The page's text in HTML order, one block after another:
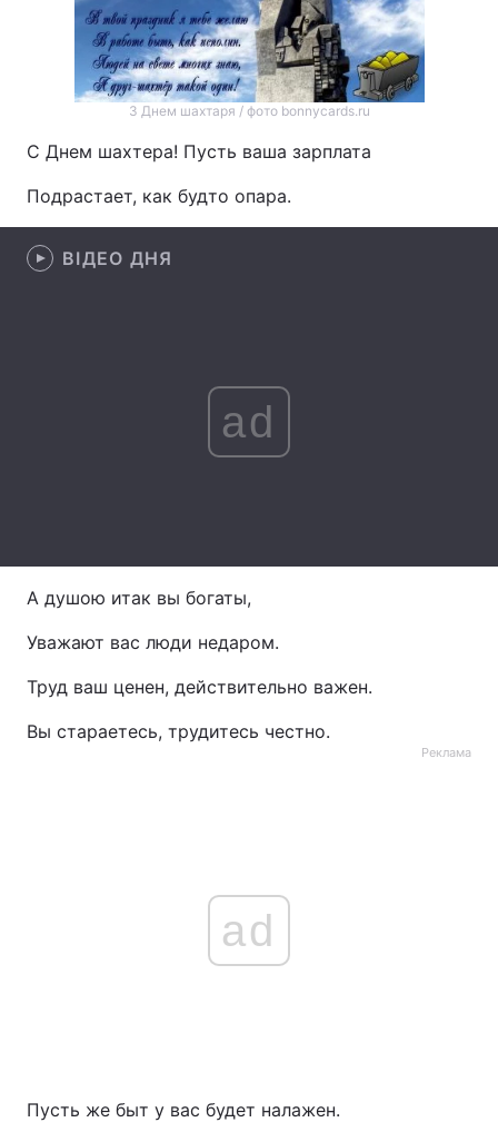
Цікавинки Погода
Екологія Регіони
Інтерв'ю Думки
Архів
Тема оформлення
З Днем шахтаря / фото bonnycards.ru
С Днем шахтера! Пусть ваша зарплата
Подрастает, как будто опара.
ВІДЕО ДНЯ
ad
А душою итак вы богаты,
Уважают вас люди недаром.
Труд ваш ценен, действительно важен.
Вы стараетесь, трудитесь честно.
Реклама
ad
Пусть же быт у вас будет налажен.